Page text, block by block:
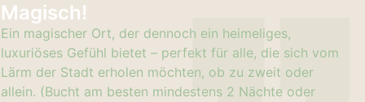
Magisch!
Ein magischer Ort, der dennoch ein heimeliges,
luxuriöses Gefühl bietet – perfekt für alle, die sich vom
Lärm der Stadt erholen möchten, ob zu zweit oder
allein. (Bucht am besten mindestens 2 Nächte oder